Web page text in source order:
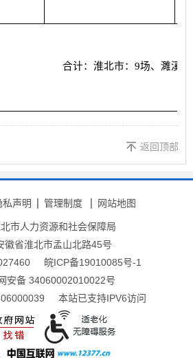
合计：淮北市：9场、濉溪
返回顶部
私声明 管理制度 网站地图
市人力资源和社会保障局
徽省淮北市孟山北路45号
皖ICP备19010085号-1
安备 34060002010022号
本站已支持IPV6访问